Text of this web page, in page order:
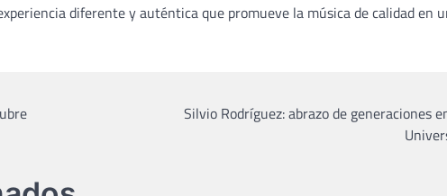
diferente y auténtica que promueve la música de calidad en
Silvio Rodríguez: abrazo de generaciones